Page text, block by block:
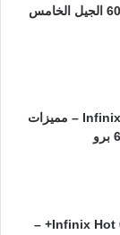
سعر ومواصفات Infinix Hot 60 Pro – مميزات
سعر ومواصفات هاتف Infinix Hot 60 Pro+ –